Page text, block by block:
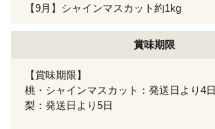
【9月】シャインマスカット約1kg
賞味期限
【賞味期限】
桃・シャインマスカット：発送日より4日
梨：発送日より5日